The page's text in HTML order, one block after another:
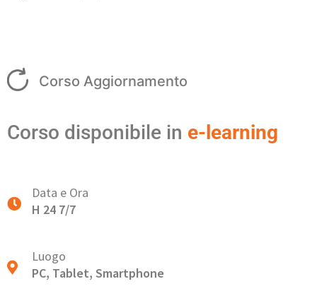
Corso Aggiornamento
Corso disponibile in e-learning
Data e Ora
H 24 7/7
Luogo
PC, Tablet, Smartphone